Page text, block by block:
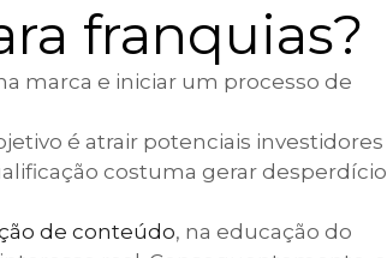
franquias?
marca e iniciar um processo de
é atrair potenciais investidores
costuma gerar desperdício
de conteúdo, na educação do